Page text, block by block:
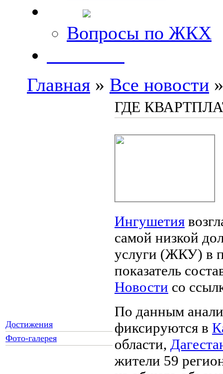
Вопросы по ЖКХ
Главная » Все новости
Достижения
Фото-галерея
ГДЕ
Ингушетия
самой низкой
услуги (ЖКУ) в
показатель
Новости со
По данным
фиксируются в
области,
жители 59